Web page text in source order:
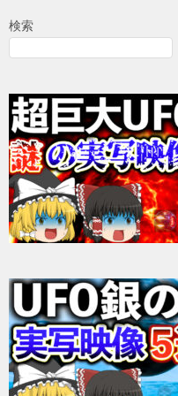
ビ
シ
ョ
ン
検索